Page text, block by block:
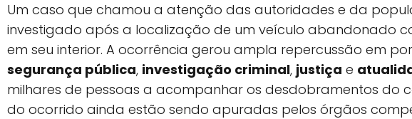
Um caso que chamou a atenção das autoridades e da
investigado após a localização de um veículo abandonado
em seu interior. A ocorrência gerou ampla repercussão em
segurança pública, investigação criminal, justiça e
milhares de pessoas a acompanhar os desdobramentos do
do ocorrido ainda estão sendo apuradas pelos órgãos